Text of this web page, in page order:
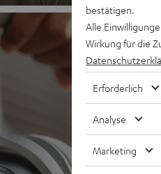
bestätigen.
Alle
Wirkung für die
Erforderlich
Analyse
Marketing